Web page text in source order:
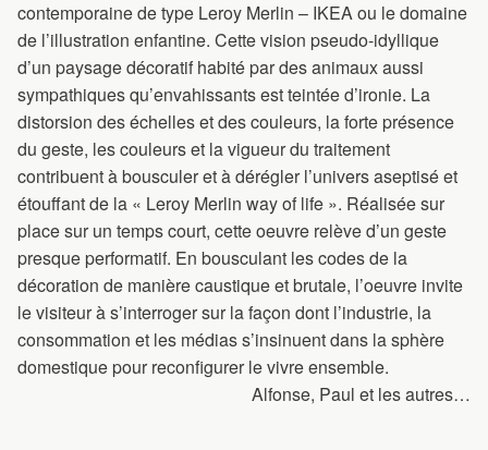
contemporaine de type Leroy Merlin – IKEA ou le domaine
de l’illustration enfantine. Cette vision pseudo-idyllique
d’un paysage décoratif habité par des animaux aussi
sympathiques qu’envahissants est teintée d’ironie. La
distorsion des échelles et des couleurs, la forte présence
du geste, les couleurs et la vigueur du traitement
contribuent à bousculer et à dérégler l’univers aseptisé et
étouffant de la « Leroy Merlin way of life ». Réalisée sur
place sur un temps court, cette oeuvre relève d’un geste
presque performatif. En bousculant les codes de la
décoration de manière caustique et brutale, l’oeuvre invite
le visiteur à s’interroger sur la façon dont l’industrie, la
consommation et les médias s’insinuent dans la sphère
domestique pour reconfigurer le vivre ensemble.
Alfonse, Paul et les autres…